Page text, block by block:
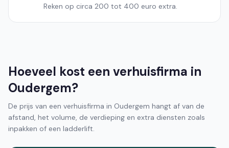
Reken op circa 200 tot 400 euro extra.
Hoeveel kost een verhuisfirma in
Oudergem?
De prijs van een verhuisfirma in Oudergem hangt af van de
afstand, het volume, de verdieping en extra diensten zoals
inpakken of een ladderlift.